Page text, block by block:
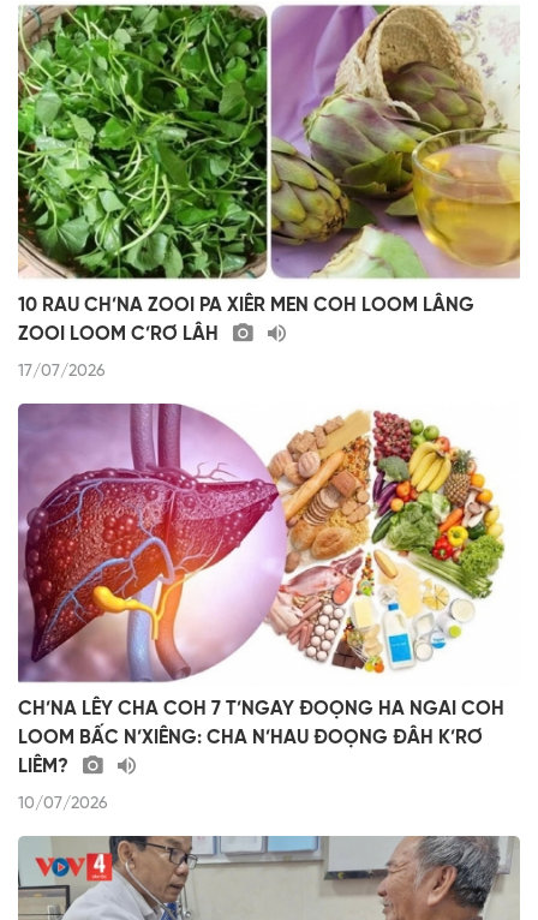
10 RAU CH’NA ZOOI PA XIÊR MEN COH LOOM LÂNG
ZOOI LOOM C’RƠ LÂH
17/07/2026
CH’NA LÊY CHA COH 7 T’NGAY ĐOỌNG HA NGAI COH
LOOM BẤC N’XIÊNG: CHA N’HAU ĐOỌNG ĐÂH K’RƠ
LIÊM?
10/07/2026